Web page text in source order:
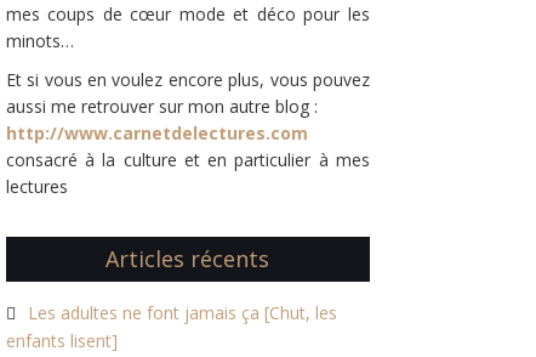
mes coups de cœur mode et déco pour les
minots…
Et si vous en voulez encore plus, vous pouvez
aussi me retrouver sur mon autre blog :
http://www.carnetdelectures.com
consacré à la culture et en particulier à mes
lectures
Articles récents
Les adultes ne font jamais ça [Chut, les
enfants lisent]